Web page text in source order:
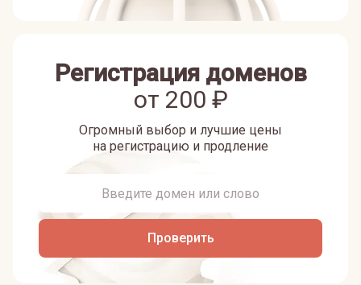
Регистрация доменов
от 200 ₽
Огромный выбор и лучшие цены
на регистрацию и продление
Проверить